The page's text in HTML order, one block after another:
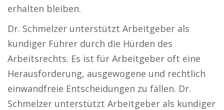
erhalten bleiben.
Dr. Schmelzer unterstützt Arbeitgeber als
kundiger Führer durch die Hürden des
Arbeitsrechts. Es ist für Arbeitgeber oft eine
Herausforderung, ausgewogene und rechtlich
einwandfreie Entscheidungen zu fällen. Dr.
Schmelzer unterstützt Arbeitgeber als kundiger